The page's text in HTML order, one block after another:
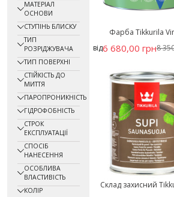
МАТЕРІАЛ
ОСНОВИ
СТУПІНЬ БЛИСКУ
ТИП
РОЗРІДЖУВАЧА
ТИП ПОВЕРХНІ
СТІЙКІСТЬ ДО
МИТТЯ
ПАРОПРОНИКНІСТЬ
ГІДРОФОБНІСТЬ
СТРОК
ЕКСПЛУАТАЦІЇ
СПОСІБ
НАНЕСЕННЯ
ОСОБЛИВА
ВЛАСТИВІСТЬ
КОЛІР
Фарба Tikkurila
від6 680,00 грн8
Склад захисний